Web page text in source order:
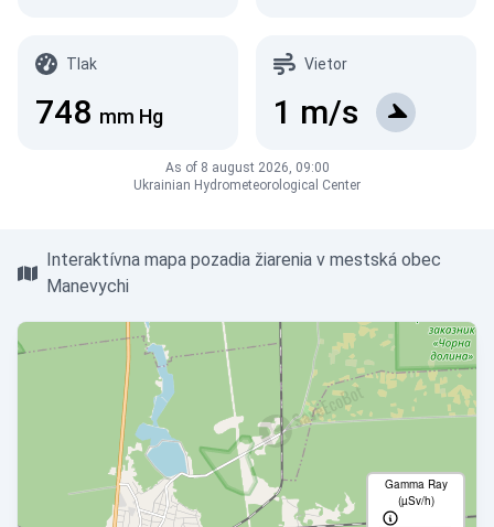
Tlak
748 mm Hg
Vietor
1 m/s
As of 8 august 2026, 09:00
Ukrainian Hydrometeorological Center
Interaktívna mapa pozadia žiarenia v mestská obec
Manevychi
Gamma Ray
(µSv/h)